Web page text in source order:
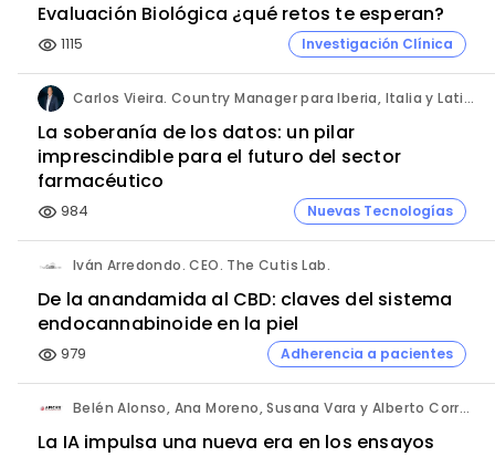
Evaluación Biológica ¿qué retos te esperan?
visibility 1115 Investigación Clínica
Carlos Vieira. Country Manager para Iberia, Italia y Latinoamérica. Hornetsecurity.
La soberanía de los datos: un pilar
imprescindible para el futuro del sector
farmacéutico
visibility 984 Nuevas Tecnologías
Iván Arredondo. CEO. The Cutis Lab.
De la anandamida al CBD: claves del sistema
endocannabinoide en la piel
visibility 979 Adherencia a pacientes
Belén Alonso, Ana Moreno, Susana Vara y Alberto Corral. Apices.
La IA impulsa una nueva era en los ensayos